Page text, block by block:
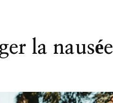
la nausée